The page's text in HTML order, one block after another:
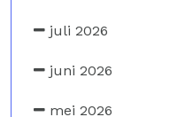
juli 2026
juni 2026
mei 2026